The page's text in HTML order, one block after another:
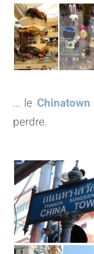
… le Chinatown
perdre.